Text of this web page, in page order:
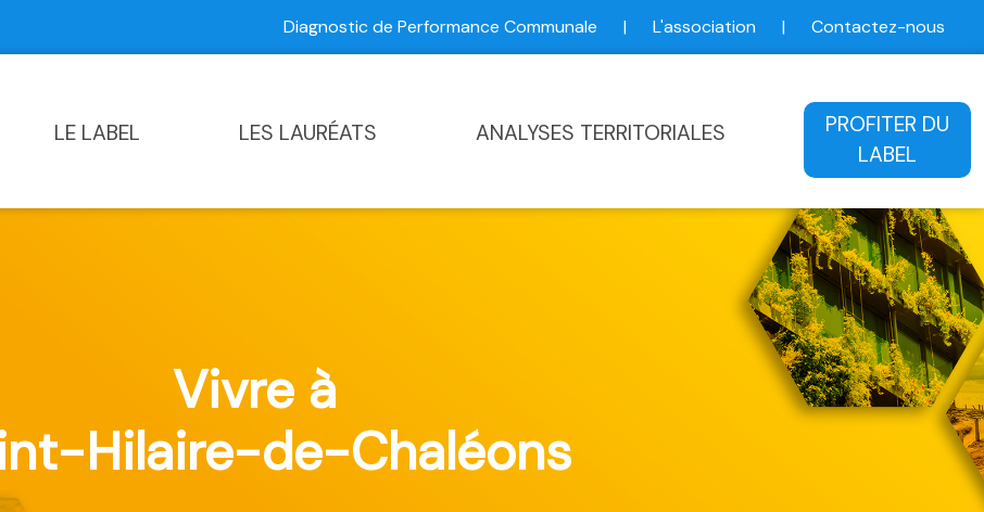
Diagnostic de Performance Communale | L'association | Contactez-nous
LE LABEL LES LAURÉATS ANALYSES TERRITORIALES
PROFITER DU
LABEL
Vivre à
Hilaire-de-Chaléons